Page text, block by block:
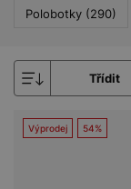
Polobotky (290)
Třídit
Výprodej 54%